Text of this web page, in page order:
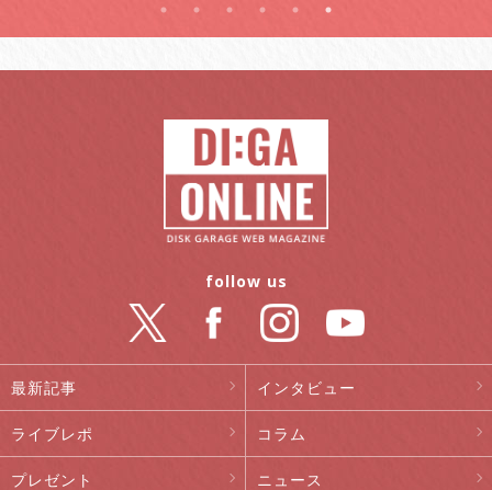
最新記事 インタビュー
ライブレポ コラム
プレゼント ニュース
follow us